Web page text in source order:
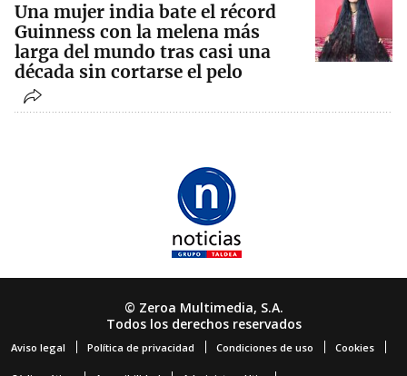
Una mujer india bate el récord
Guinness con la melena más
larga del mundo tras casi una
década sin cortarse el pelo
© Zeroa Multimedia, S.A.
Todos los derechos reservados
Aviso legal Política de privacidad Condiciones de uso Cookies